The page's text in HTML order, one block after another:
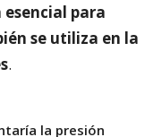
para
se utiliza en la
.
la presión